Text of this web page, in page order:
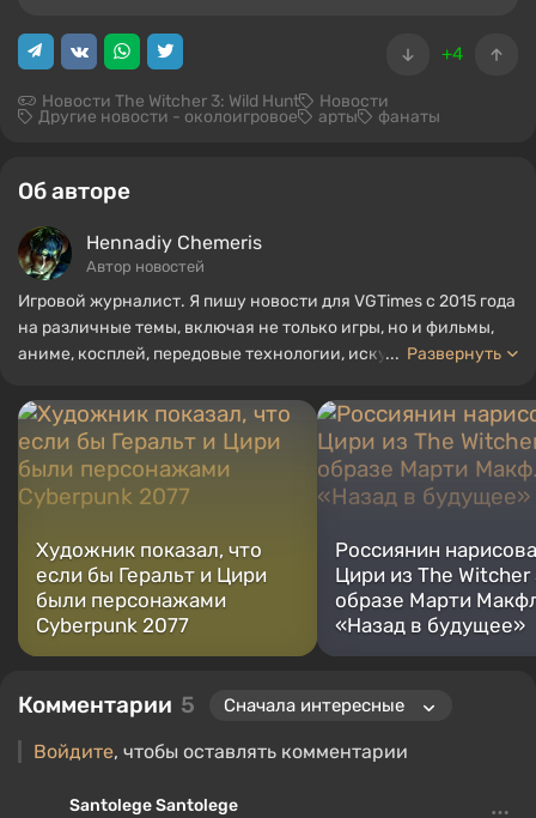
+4
Новости The Witcher 3: Wild Hunt Новости
Другие новости - околоигровое арты фанаты
Об авторе
Hennadiy Chemеris
Автор новостей
Игровой журналист. Я пишу новости для VGTimes с 2015 года
на различные темы, включая не только игры, но и фильмы,
аниме, косплей, передовые технологии, искусственный
нескольких обзоров, топов, компиляций и других статей,
связанных с видеоиграми. Я собираю различные игровые
сувениры, включая фигурки, постеры, старые консоли и
многое другое. У меня есть живой интерес к ретро-играм. Я
играю с начала 2000-х на PC и консолях.
... Развернуть
Художник показал, что
если бы Геральт и Цири
были персонажами
Cyberpunk 2077
Россиянин
Цири из The Witcher
образе Марти
«Назад в будущее»
Комментарии 5
Войдите, чтобы оставлять комментарии
Santolege Santolege